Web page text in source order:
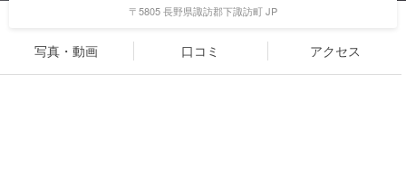
〒5805 長野県諏訪郡下諏訪町 JP
写真・動画 口コミ アクセス